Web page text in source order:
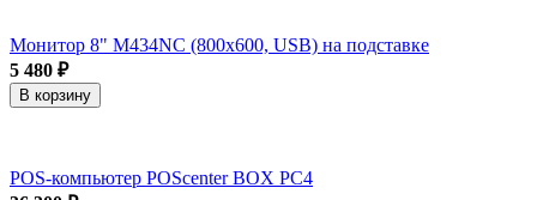
Монитор 8" M434NC (800x600, USB) на подставке
5 480 ₽
В корзину
POS-компьютер POScenter BOX PC4